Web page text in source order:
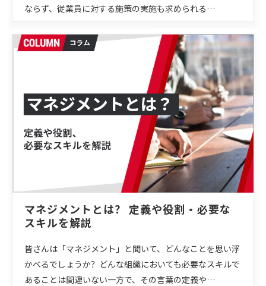
ならず、従業員に対する施策の実施も求められる…
マネジメントとは？ 定義や役割・必要な
スキルを解説
皆さんは「マネジメント」と聞いて、どんなことを思い浮
かべるでしょうか？どんな組織においても必要なスキルで
あることは間違いない一方で、その言葉の定義や…